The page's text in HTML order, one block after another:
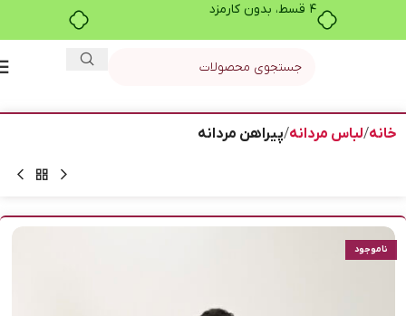
۴ قسط، بدون کارمزد
خانه لباس مردانه پیراهن مردانه
ناموجود